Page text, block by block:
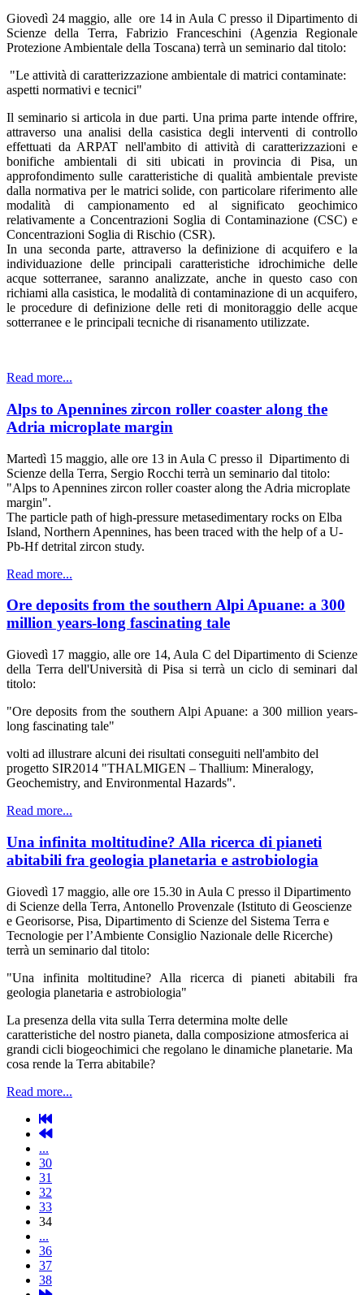
Giovedì 24 maggio, alle ore 14 in Aula C presso il Dipartimento di
Scienze della Terra, Fabrizio Franceschini (Agenzia Regionale
Protezione Ambientale della Toscana) terrà un seminario dal titolo:
"Le attività di caratterizzazione ambientale di matrici contaminate:
aspetti normativi e tecnici"
Il seminario si articola in due parti. Una prima parte intende offrire,
attraverso una analisi della casistica degli interventi di controllo
effettuati da ARPAT nell'ambito di attività di caratterizzazioni e
bonifiche ambientali di siti ubicati in provincia di Pisa, un
approfondimento sulle caratteristiche di qualità ambientale previste
dalla normativa per le matrici solide, con particolare riferimento alle
modalità di campionamento ed al significato geochimico
relativamente a Concentrazioni Soglia di Contaminazione (CSC) e
Concentrazioni Soglia di Rischio (CSR).
In una seconda parte, attraverso la definizione di acquifero e la
individuazione delle principali caratteristiche idrochimiche delle
acque sotterranee, saranno analizzate, anche in questo caso con
richiami alla casistica, le modalità di contaminazione di un acquifero,
le procedure di definizione delle reti di monitoraggio delle acque
sotterranee e le principali tecniche di risanamento utilizzate.
Read more...
Alps to Apennines zircon roller coaster along the
Adria microplate margin
Martedì 15 maggio, alle ore 13 in Aula C presso il Dipartimento di
Scienze della Terra, Sergio Rocchi terrà un seminario dal titolo:
"Alps to Apennines zircon roller coaster along the Adria microplate
margin".
The particle path of high-pressure metasedimentary rocks on Elba
Island, Northern Apennines, has been traced with the help of a U-
Pb-Hf detrital zircon study.
Read more...
Ore deposits from the southern Alpi Apuane: a 300
million years-long fascinating tale
Giovedì 17 maggio, alle ore 14, Aula C del Dipartimento di Scienze
della Terra dell'Università di Pisa si terrà un ciclo di seminari dal
titolo:
"Ore deposits from the southern Alpi Apuane: a 300 million years-
long fascinating tale"
volti ad illustrare alcuni dei risultati conseguiti nell'ambito del
progetto SIR2014 "THALMIGEN – Thallium: Mineralogy,
Geochemistry, and Environmental Hazards".
Read more...
Una infinita moltitudine? Alla ricerca di pianeti
abitabili fra geologia planetaria e astrobiologia
Giovedì 17 maggio, alle ore 15.30 in Aula C presso il Dipartimento
di Scienze della Terra, Antonello Provenzale (Istituto di Geoscienze
e Georisorse, Pisa, Dipartimento di Scienze del Sistema Terra e
Tecnologie per l’Ambiente Consiglio Nazionale delle Ricerche)
terrà un seminario dal titolo:
"Una infinita moltitudine? Alla ricerca di pianeti abitabili fra
geologia planetaria e astrobiologia"
La presenza della vita sulla Terra determina molte delle
caratteristiche del nostro pianeta, dalla composizione atmosferica ai
grandi cicli biogeochimici che regolano le dinamiche planetarie. Ma
cosa rende la Terra abitabile?
Read more...
...
30
31
32
33
34
...
36
37
38